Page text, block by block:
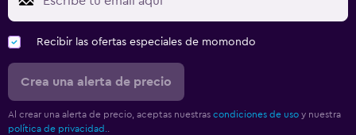
Recibir las ofertas especiales de momondo
Crea una alerta de precio
Al crear una alerta de precio, aceptas nuestras condiciones de uso y nuestra
política de privacidad..